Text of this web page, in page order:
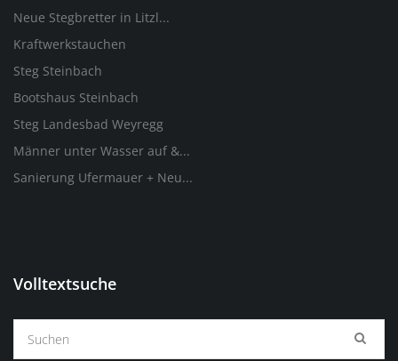
Neue Stegbretter in Litzl...
Kraftwerkstauchen
Steg Steinbach
Bootshaus Steinbach
Steg Landesbad Weyregg
Männer unter Wasser auf &...
Sanierung Ufermauer + Neu...
Volltextsuche